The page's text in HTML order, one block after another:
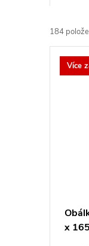
a
z
e
184
VVíce
x